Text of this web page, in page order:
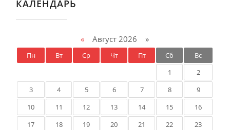
КАЛЕНДАРЬ
« Август 2026 »
Пн Вт Ср Чт Пт Сб
Вс
1
2
3
4 5 6 7 8
9
10
11 12 13 14 15
16
17
18 19 20 21 22
23